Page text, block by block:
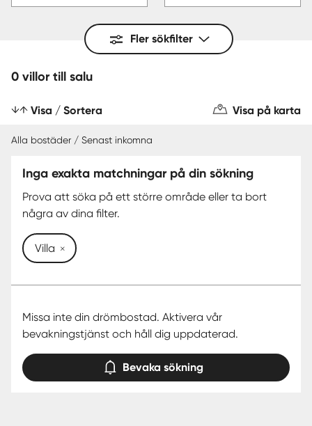
Fler sökfilter
0 villor till salu
Visa / Sortera Visa på karta
Alla bostäder / Senast inkomna
Inga exakta matchningar på din sökning
Prova att söka på ett större område eller ta bort
några av dina filter.
Villa
Missa inte din drömbostad. Aktivera vår
bevakningstjänst och håll dig uppdaterad.
Bevaka sökning